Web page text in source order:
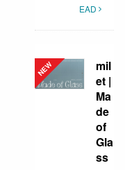
EAD
mil
et |
Ma
de
of
Gla
ss